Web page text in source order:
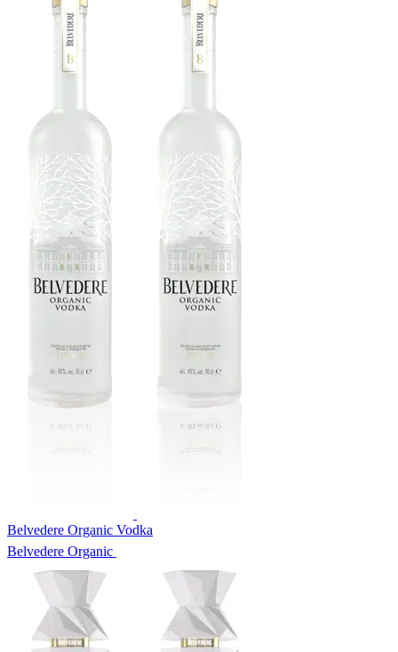
Belvedere Organic Vodka
Belvedere Organic